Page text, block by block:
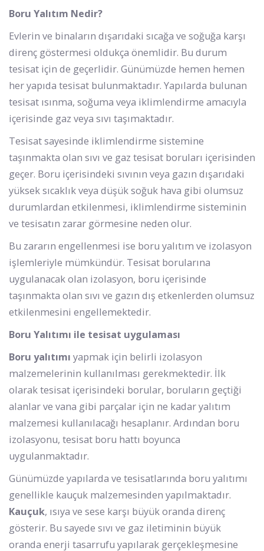
Boru Yalıtım Nedir?
Evlerin ve binaların dışarıdaki sıcağa ve soğuğa karşı
direnç göstermesi oldukça önemlidir. Bu durum
tesisat için de geçerlidir. Günümüzde hemen hemen
her yapıda tesisat bulunmaktadır. Yapılarda bulunan
tesisat ısınma, soğuma veya iklimlendirme amacıyla
içerisinde gaz veya sıvı taşımaktadır.
Tesisat sayesinde iklimlendirme sistemine
taşınmakta olan sıvı ve gaz tesisat boruları içerisinden
geçer. Boru içerisindeki sıvının veya gazın dışarıdaki
yüksek sıcaklık veya düşük soğuk hava gibi olumsuz
durumlardan etkilenmesi, iklimlendirme sisteminin
ve tesisatın zarar görmesine neden olur.
Bu zararın engellenmesi ise boru yalıtım ve izolasyon
işlemleriyle mümkündür. Tesisat borularına
uygulanacak olan izolasyon, boru içerisinde
taşınmakta olan sıvı ve gazın dış etkenlerden olumsuz
etkilenmesini engellemektedir.
Boru Yalıtımı ile tesisat uygulaması
Boru yalıtımı yapmak için belirli izolasyon
malzemelerinin kullanılması gerekmektedir. İlk
olarak tesisat içerisindeki borular, boruların geçtiği
alanlar ve vana gibi parçalar için ne kadar yalıtım
malzemesi kullanılacağı hesaplanır. Ardından boru
izolasyonu, tesisat boru hattı boyunca
uygulanmaktadır.
Günümüzde yapılarda ve tesisatlarında boru yalıtımı
genellikle kauçuk malzemesinden yapılmaktadır.
Kauçuk, ısıya ve sese karşı büyük oranda direnç
gösterir. Bu sayede sıvı ve gaz iletiminin büyük
oranda enerji tasarrufu yapılarak gerçekleşmesine